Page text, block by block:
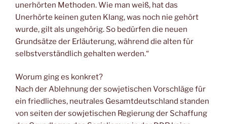
unerhörten Methoden. Wie man weiß, hat das
Unerhörte keinen guten Klang, was noch nie gehört
wurde, gilt als ungehörig. So bedürfen die neuen
Grundsätze der Erläuterung, während die alten für
selbstverständlich gehalten werden.“
Worum ging es konkret?
Nach der Ablehnung der sowjetischen Vorschläge für
ein friedliches, neutrales Gesamtdeutschland standen
von seiten der sowjetischen Regierung der Schaffung